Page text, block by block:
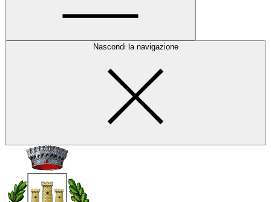
Nascondi la navigazione